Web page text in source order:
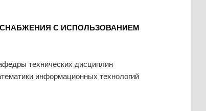
С ИСПОЛЬЗОВАНИЕМ
технических дисциплин
информационных технологий